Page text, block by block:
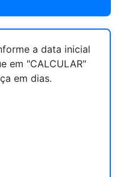
a data inicial
em "CALCULAR"
em dias.